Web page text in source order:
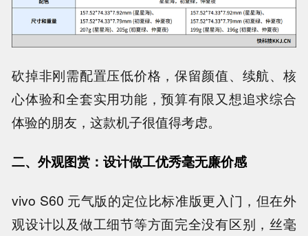
砍掉非刚需配置压低价格，保留颜值、续航、核
心体验和全套实用功能，预算有限又想追求综合
体验的朋友，这款机子很值得考虑。
二、外观图赏：设计做工优秀毫无廉价感
vivo S60 元气版的定位比标准版更入门，但在外
观设计以及做工细节等方面完全没有区别，丝毫